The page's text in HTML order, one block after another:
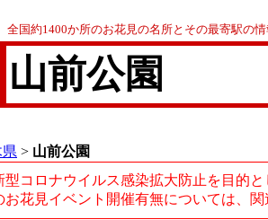
全国約1400か所のお花見の名所とその最寄駅の情
山前公園
> 山前公園
型コロナウイルス感染拡大防止を目的と
お花見イベント開催有無については、関